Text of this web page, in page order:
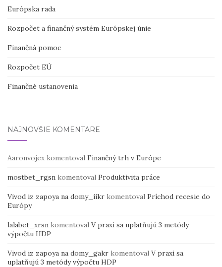
Európska rada
Rozpočet a finančný systém Európskej únie
Finančná pomoc
Rozpočet EÚ
Finančné ustanovenia
NAJNOVŠIE KOMENTÁRE
Aaronvojex komentoval Finančný trh v Európe
mostbet_rgsn komentoval Produktivita práce
Vivod iz zapoya na domy_iikr komentoval Príchod recesie do
Európy
lalabet_xrsn komentoval V praxi sa uplatňujú 3 metódy
výpočtu HDP
Vivod iz zapoya na domy_gakr komentoval V praxi sa
uplatňujú 3 metódy výpočtu HDP